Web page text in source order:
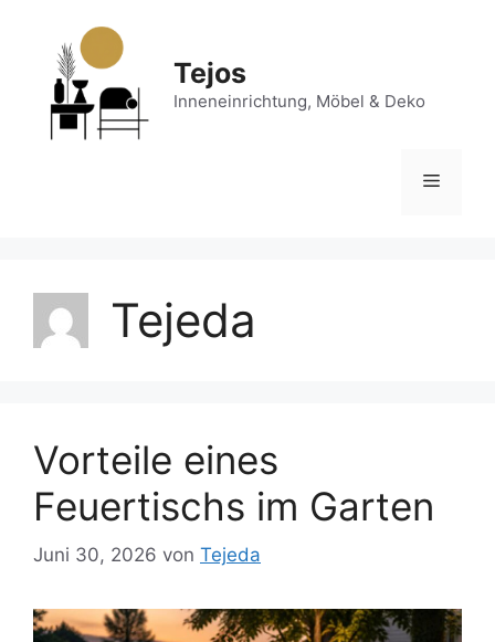
springen
Tejos
Inneneinrichtung, Möbel & Deko
Menü
Tejeda
Vorteile eines
Feuertischs im Garten
Juni 30, 2026 von Tejeda